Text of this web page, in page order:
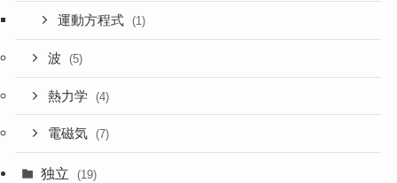
運動方程式 (1)
波 (5)
熱力学 (4)
電磁気 (7)
独立 (19)